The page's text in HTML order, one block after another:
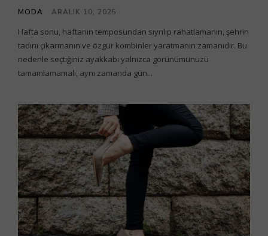
MODA ARALIK 10, 2025
Hafta sonu, haftanın temposundan sıyrılıp rahatlamanın, şehrin
tadını çıkarmanın ve özgür kombinler yaratmanın zamanıdır. Bu
nedenle seçtiğiniz ayakkabı yalnızca görünümünüzü
tamamlamamalı, aynı zamanda gün...